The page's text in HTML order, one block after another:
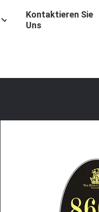
Kontaktieren Sie
Uns